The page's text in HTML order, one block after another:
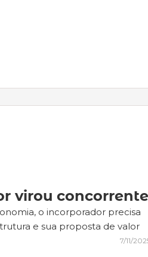
virou
o incorporador precisa
e sua proposta de valor
7/11/